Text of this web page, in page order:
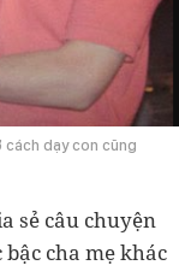
cách dạy con cũng
sẻ câu chuyện
cha mẹ khác